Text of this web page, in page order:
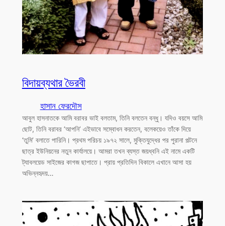
বিদায়ব্যথার ভৈরবী
হাসান ফেরদৌস
আবুল হাসনাতকে আমি বরাবর ভাই বলতাম, তিনি বলতেন বন্ধু। যদিও বয়সে আমি
ছোট, তিনি বরাবর ‘আপনি’ এইভাবে সম্বোধন করতেন, বলেকয়েও তাঁকে দিয়ে
‘তুমি’ বলাতে পারিনি। প্রথম পরিচয় ১৯৭২ সালে, মুক্তিযুদ্ধের পর পুরানা পল্টনে
ছাত্র ইউনিয়নের নতুন কার্যালয়ে। আমরা তখন ব্যস্ত জয়ধ্বনি এই নামে একটি
ট্যাবলয়েড সাইজের কাগজ ছাপাতে। প্রায় প্রতিদিন বিকালে এখানে আসা হয়
অভিন্নহৃদয়…